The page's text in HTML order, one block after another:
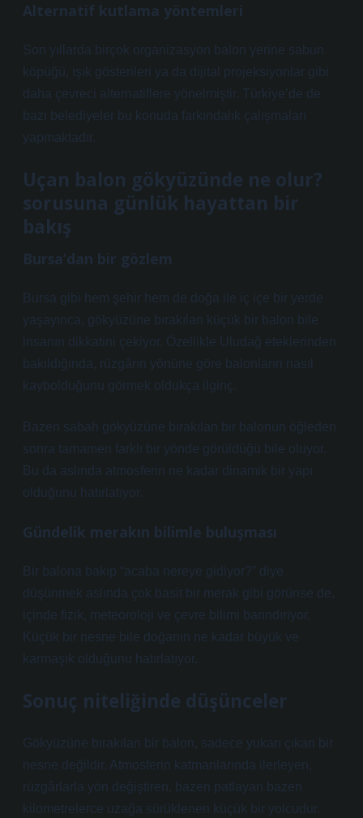
Alternatif kutlama yöntemleri
Son yıllarda birçok organizasyon balon yerine sabun
köpüğü, ışık gösterileri ya da dijital projeksiyonlar gibi
daha çevreci alternatiflere yönelmiştir. Türkiye’de de
bazı belediyeler bu konuda farkındalık çalışmaları
yapmaktadır.
Uçan balon gökyüzünde ne olur?
sorusuna günlük hayattan bir
bakış
Bursa’dan bir gözlem
Bursa gibi hem şehir hem de doğa ile iç içe bir yerde
yaşayınca, gökyüzüne bırakılan küçük bir balon bile
insanın dikkatini çekiyor. Özellikle Uludağ eteklerinden
bakıldığında, rüzgârın yönüne göre balonların nasıl
kaybolduğunu görmek oldukça ilginç.
Bazen sabah gökyüzüne bırakılan bir balonun öğleden
sonra tamamen farklı bir yönde görüldüğü bile oluyor.
Bu da aslında atmosferin ne kadar dinamik bir yapı
olduğunu hatırlatıyor.
Gündelik merakın bilimle buluşması
Bir balona bakıp “acaba nereye gidiyor?” diye
düşünmek aslında çok basit bir merak gibi görünse de,
içinde fizik, meteoroloji ve çevre bilimi barındırıyor.
Küçük bir nesne bile doğanın ne kadar büyük ve
karmaşık olduğunu hatırlatıyor.
Sonuç niteliğinde düşünceler
Gökyüzüne bırakılan bir balon, sadece yukarı çıkan bir
nesne değildir. Atmosferin katmanlarında ilerleyen,
rüzgârlarla yön değiştiren, bazen patlayan bazen
kilometrelerce uzağa sürüklenen küçük bir yolcudur.